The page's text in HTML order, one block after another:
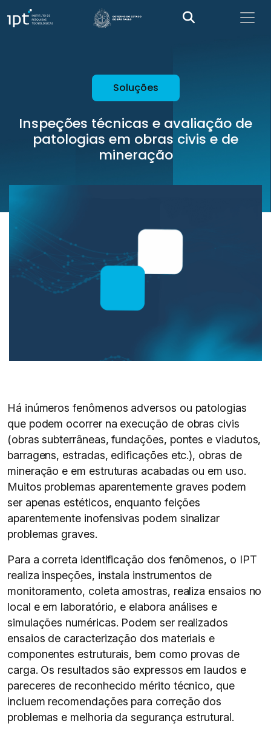
Soluções
Inspeções técnicas e avaliação de
patologias em obras civis e de
mineração
Há inúmeros fenômenos adversos ou patologias
que podem ocorrer na execução de obras civis
(obras subterrâneas, fundações, pontes e viadutos,
barragens, estradas, edificações etc.), obras de
mineração e em estruturas acabadas ou em uso.
Muitos problemas aparentemente graves podem
ser apenas estéticos, enquanto feições
aparentemente inofensivas podem sinalizar
problemas graves.
Para a correta identificação dos fenômenos, o IPT
realiza inspeções, instala instrumentos de
monitoramento, coleta amostras, realiza ensaios no
local e em laboratório, e elabora análises e
simulações numéricas. Podem ser realizados
ensaios de caracterização dos materiais e
componentes estruturais, bem como provas de
carga. Os resultados são expressos em laudos e
pareceres de reconhecido mérito técnico, que
incluem recomendações para correção dos
problemas e melhoria da segurança estrutural.